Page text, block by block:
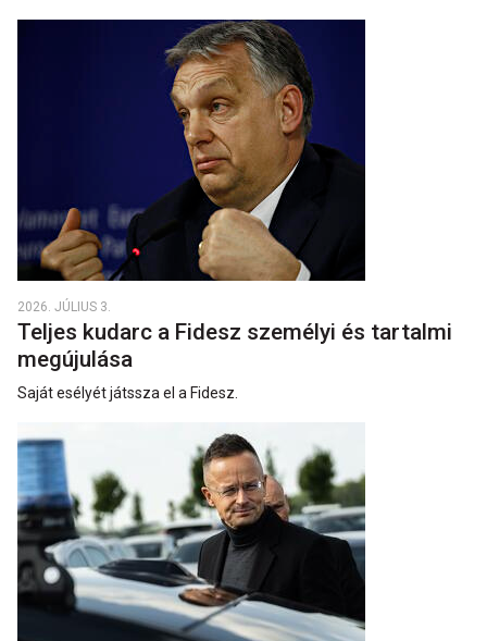
2026. JÚLIUS 3.
Teljes kudarc a Fidesz személyi és tartalmi
megújulása
Saját esélyét játssza el a Fidesz.